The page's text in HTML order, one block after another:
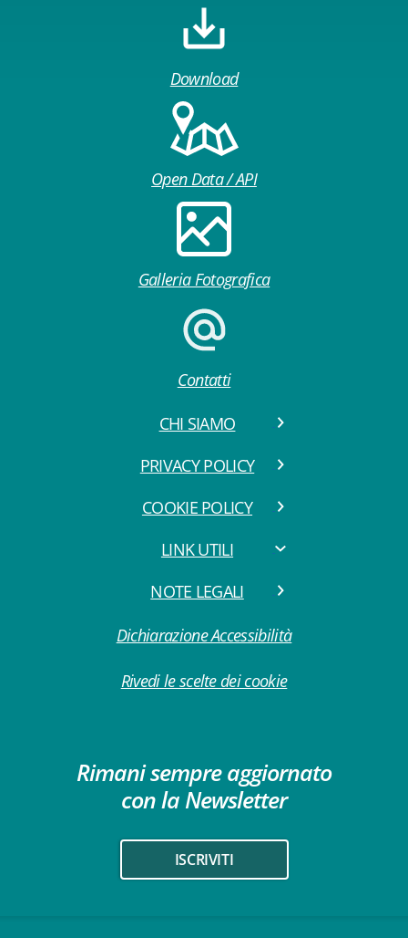
Download
Open Data / API
Galleria Fotografica
Contatti
CHI SIAMO
PRIVACY POLICY
COOKIE POLICY
LINK UTILI
NOTE LEGALI
Dichiarazione Accessibilità
Rivedi le scelte dei cookie
Rimani sempre aggiornato
con la Newsletter
ISCRIVITI